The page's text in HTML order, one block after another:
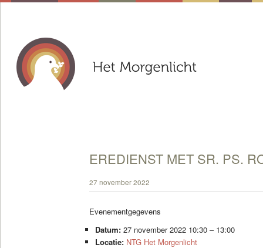
EREDIENST MET SR. PS.
27 november 2022
Evenementgegevens
Datum: 27 november 2022 10:30– 13:00
Locatie: NTG Het Morgenlicht